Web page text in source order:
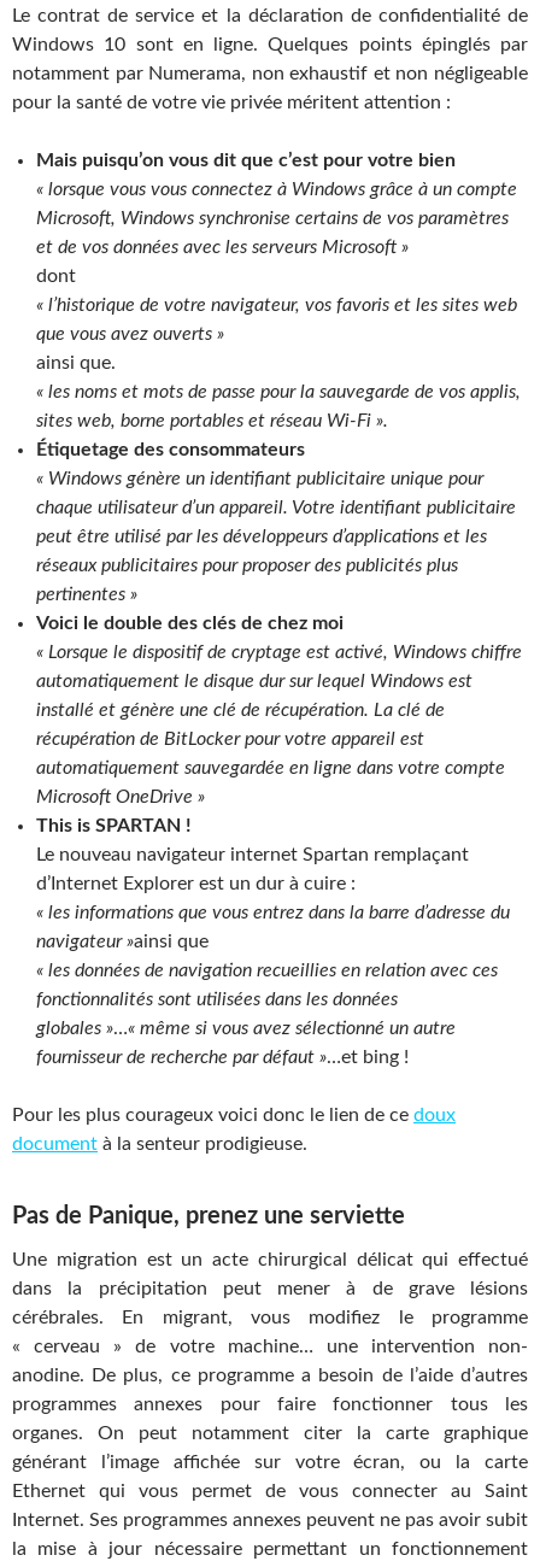
Le contrat de service et la déclaration de confidentialité de
Windows 10 sont en ligne. Quelques points épinglés par
notamment par Numerama, non exhaustif et non négligeable
pour la santé de votre vie privée méritent attention :
Mais puisqu’on vous dit que c’est pour votre bien
« lorsque vous vous connectez à Windows grâce à un compte
Microsoft, Windows synchronise certains de vos paramètres
et de vos données avec les serveurs Microsoft »
dont
« l’historique de votre navigateur, vos favoris et les sites web
que vous avez ouverts »
ainsi que.
« les noms et mots de passe pour la sauvegarde de vos applis,
sites web, borne portables et réseau Wi-Fi ».
Étiquetage des consommateurs
« Windows génère un identifiant publicitaire unique pour
chaque utilisateur d’un appareil. Votre identifiant publicitaire
peut être utilisé par les développeurs d’applications et les
réseaux publicitaires pour proposer des publicités plus
pertinentes »
Voici le double des clés de chez moi
« Lorsque le dispositif de cryptage est activé, Windows chiffre
automatiquement le disque dur sur lequel Windows est
installé et génère une clé de récupération. La clé de
récupération de BitLocker pour votre appareil est
automatiquement sauvegardée en ligne dans votre compte
Microsoft OneDrive »
This is SPARTAN !
Le nouveau navigateur internet Spartan remplaçant
d’Internet Explorer est un dur à cuire :
« les informations que vous entrez dans la barre d’adresse du
navigateur »ainsi que
« les données de navigation recueillies en relation avec ces
fonctionnalités sont utilisées dans les données
globales »…« même si vous avez sélectionné un autre
fournisseur de recherche par défaut »…et bing !
Pour les plus courageux voici donc le lien de ce doux
document à la senteur prodigieuse.
Pas de Panique, prenez une serviette
Une migration est un acte chirurgical délicat qui effectué
dans la précipitation peut mener à de grave lésions
cérébrales. En migrant, vous modifiez le programme
« cerveau » de votre machine… une intervention non-
anodine. De plus, ce programme a besoin de l’aide d’autres
programmes annexes pour faire fonctionner tous les
organes. On peut notamment citer la carte graphique
générant l’image affichée sur votre écran, ou la carte
Ethernet qui vous permet de vous connecter au Saint
Internet. Ses programmes annexes peuvent ne pas avoir subit
la mise à jour nécessaire permettant un fonctionnement